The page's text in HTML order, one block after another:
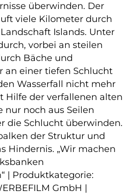
überwinden. Der
viele Kilometer durch
Islands. Unter
vorbei an steilen
Bäche und
an einer tiefen Schlucht
Wasserfall nicht mehr
Hilfe der verfallenen alten
nur noch aus Seilen
die Schlucht überwinden.
der Struktur und
Hindernis. „Wir machen
| Produktkategorie:
GmbH |